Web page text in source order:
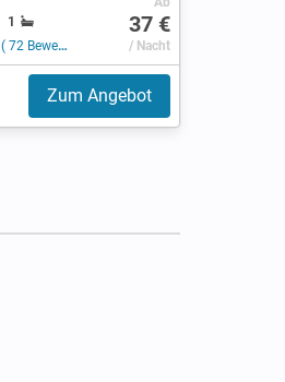
1
( 72 Bewertungen )
37 €
/ Nacht
Zum Angebot